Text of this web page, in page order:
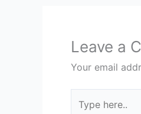
Leave a
Your email